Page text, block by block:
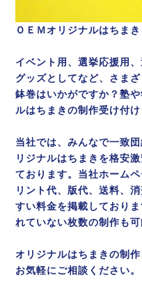
ＯＥＭオリジナルはちま
イベント用、選挙応援用
グッズとしてなど、さま
鉢巻はいかがですか？塾
ルはちまきの制作受け付
当社では、みんなで一致
リジナルはちまきを格安
ております。当社ホーム
リント代、版代、送料、
すい料金を掲載しており
れていない枚数の制作も可
オリジナルはちまきの制
お気軽にご相談ください。